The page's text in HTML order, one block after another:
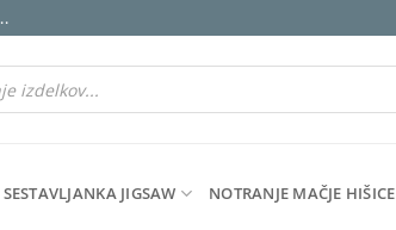
SESTAVLJANKA JIGSAW NOTRANJE MAČJE HIŠICE